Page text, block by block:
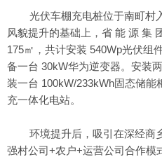
光伏车棚充电桩位于南町村
风貌提升的基础上，省 能 源 集
175㎡，共计安装 540Wp光伏组
备一台 30kW华为逆变器。安装
装一台 100kW/233kWh固态储
充一体化电站。
环境提升后，吸引在深经商
强村公司+农户+运营公司合作模